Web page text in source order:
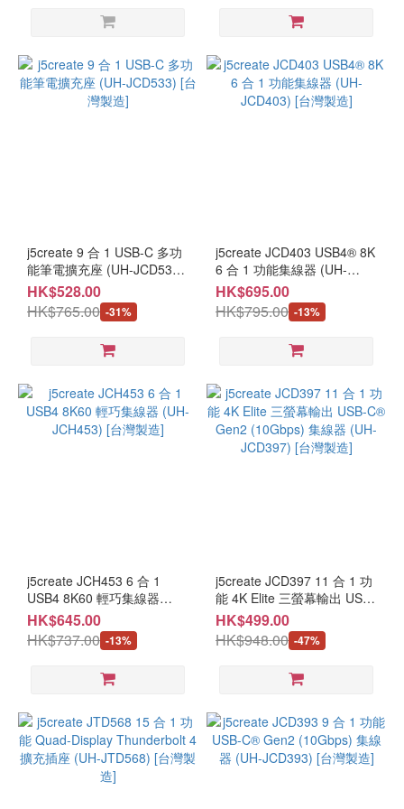
j5create 9 合 1 USB-C 多功
能筆電擴充座 (UH-JCD533)
[台灣製造]
HK$528.00
HK$765.00 -31%
j5create JCD403 USB4® 8K
6 合 1 功能集線器 (UH-
JCD403) [台灣製造]
HK$695.00
HK$795.00 -13%
j5create JCH453 6 合 1
USB4 8K60 輕巧集線器
(UH-JCH453) [台灣製造]
HK$645.00
HK$737.00 -13%
j5create JCD397 11 合 1 功
能 4K Elite 三螢幕輸出 USB-
C® Gen2 (10Gbps) 集線器
(UH-JCD397) [台灣製造]
HK$499.00
HK$948.00 -47%